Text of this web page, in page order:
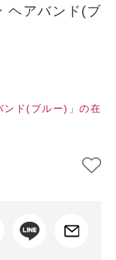
ヘアバンド(ブ
ンド(ブルー)」の在